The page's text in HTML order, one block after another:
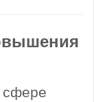
сфере